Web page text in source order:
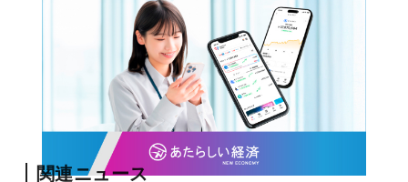
関連ニュース